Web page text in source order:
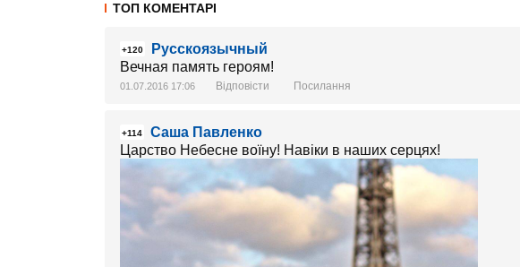
ТОП КОМЕНТАРІ
+120
Русскоязычный
Вечная память героям!
01.07.2016 17:06 Відповісти Посилання
+114
Cаша Павленко
Царство Небесне воїну! Навіки в наших серцях!